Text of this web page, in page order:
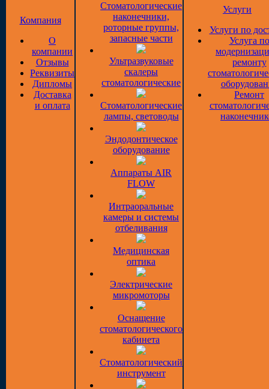
Компания
О
компании
Отзывы
Реквизиты
Дипломы
Доставка
и оплата
Стоматологические
наконечники,
роторные группы,
запасные части
Ультразвуковые
скалеры
стоматологические
Стоматологические
лампы, световоды
Эндодонтическое
оборудование
Аппараты AIR
FLOW
Интраоральные
камеры и системы
отбеливания
Медицинская
оптика
Электрические
микромоторы
Оснащение
стоматологического
кабинета
Стоматологический
инструмент
Услуги
Услуги по
Услуга по
ремонту
Ремонт